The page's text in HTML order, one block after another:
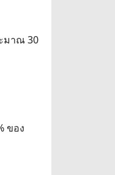
มาณ 30
ของ